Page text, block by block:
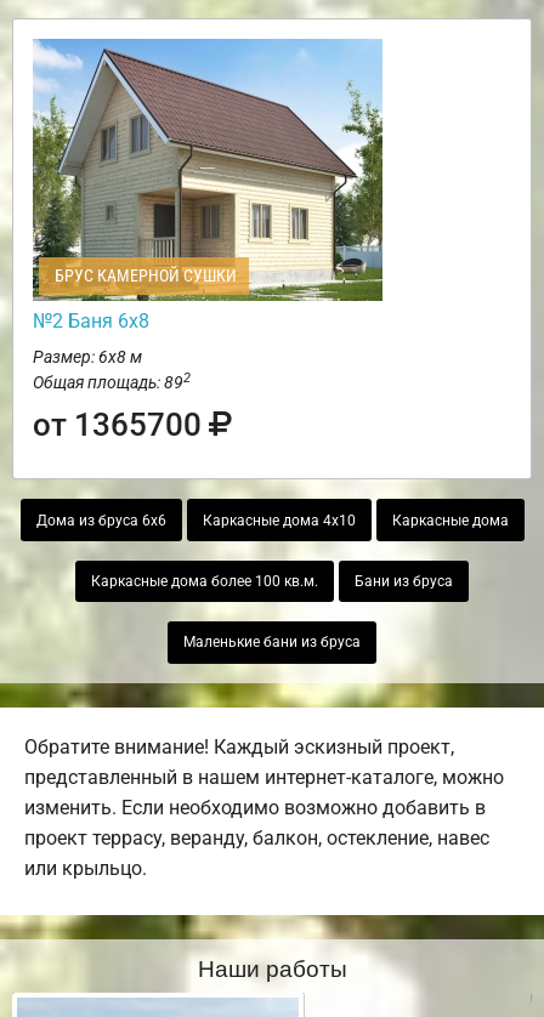
БРУС КАМЕРНОЙ СУШКИ
№2 Баня 6х8
Размер: 6х8 м
Общая площадь: 892
от 1365700
Дома из бруса 6х6 Каркасные дома 4х10 Каркасные дома
Каркасные дома более 100 кв.м. Бани из бруса
Маленькие бани из бруса
Обратите внимание! Каждый эскизный проект,
представленный в нашем интернет-каталоге, можно
изменить. Если необходимо возможно добавить в
проект террасу, веранду, балкон, остекление, навес
или крыльцо.
Наши работы